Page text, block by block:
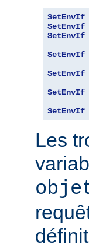
SetEnvIf
SetEnvIf
SetEnvIf
SetEnvIf
SetEnvIf
SetEnvIf
SetEnvIf
Les